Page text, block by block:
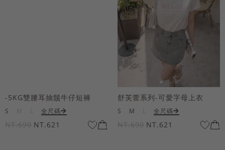
-5KG雙腰耳抽鬚牛仔短褲
S 全尺碼
NT.690 NT.621
舒芙蕾系列-可愛字母上衣
S M 全尺碼
NT.690 NT.621